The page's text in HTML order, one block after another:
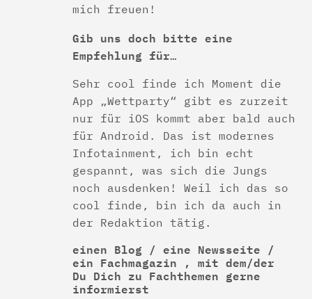
mich freuen!
Gib uns doch bitte eine
Empfehlung für…
Sehr cool finde ich Moment die
App „Wettparty“ gibt es zurzeit
nur für iOS kommt aber bald auch
für Android. Das ist modernes
Infotainment, ich bin echt
gespannt, was sich die Jungs
noch ausdenken! Weil ich das so
cool finde, bin ich da auch in
der Redaktion tätig.
einen Blog / eine Newsseite /
ein Fachmagazin , mit dem/der
Du Dich zu Fachthemen gerne
informierst